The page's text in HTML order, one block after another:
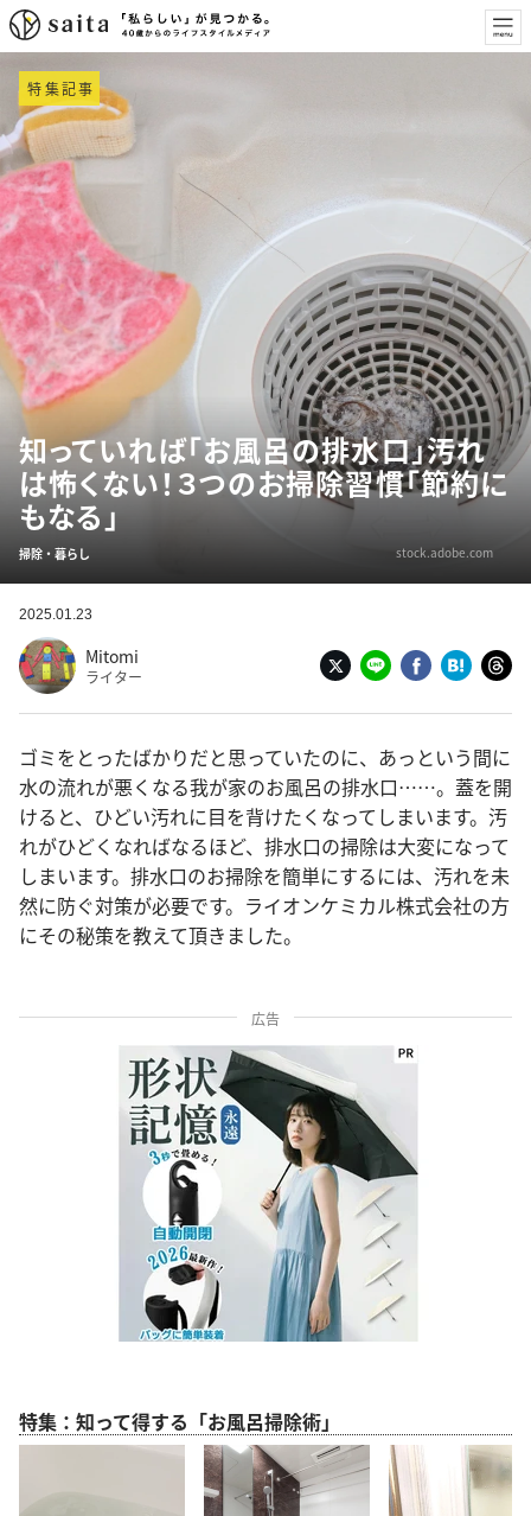
特集記事
知っていれば「お風呂の排水口」汚れ
は怖くない！３つのお掃除習慣「節約に
もなる」
掃除・暮らし stock.adobe.com
2025.01.23
Mitomi
ライター
ゴミをとったばかりだと思っていたのに、あっという間に
水の流れが悪くなる我が家のお風呂の排水口……。蓋を開
けると、ひどい汚れに目を背けたくなってしまいます。汚
れがひどくなればなるほど、排水口の掃除は大変になって
しまいます。排水口のお掃除を簡単にするには、汚れを未
然に防ぐ対策が必要です。ライオンケミカル株式会社の方
にその秘策を教えて頂きました。
広告
特集：知って得する「お風呂掃除術」